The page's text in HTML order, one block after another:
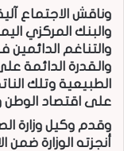
وناقش الاجتماع
والبنك المركزي
والتناغم الدائمين
والقدرة الدائمة
الطبيعية وتلك
على اقتصاد الوطن
وقدم وكيل وزارة
أنجزته الوزارة